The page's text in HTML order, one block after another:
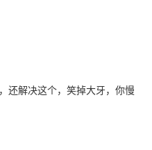
还解决这个，笑掉大牙，你慢